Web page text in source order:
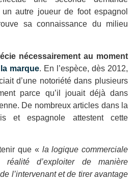
autre joueur de foot espagnol
sa connaissance du milieu
nécessairement au moment
marque. En l’espèce, dès 2012,
d’une notoriété dans plusieurs
parce qu’il jouait déjà dans
De nombreux articles dans la
et espagnole attestent cette
que « la logique commerciale
d’exploiter de manière
l’intervenant et de tirer avantage